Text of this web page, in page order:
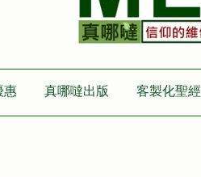
惠 真哪噠出版 客製化聖經